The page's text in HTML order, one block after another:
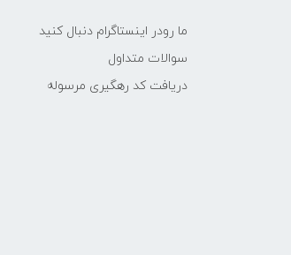
ما رودر اینستاگرام دنبال کنید
سوالات متداول
دریافت کد رهگیری مرسوله